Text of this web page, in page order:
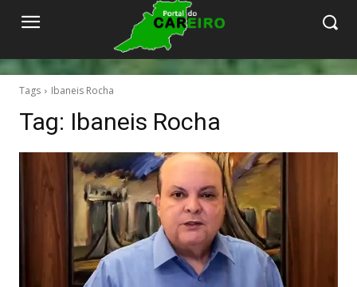
Tags Ibaneis Rocha
Tag: Ibaneis Rocha